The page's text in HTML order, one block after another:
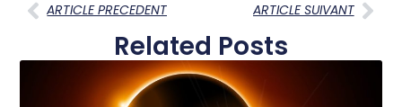
ARTICLE PRECEDENT
ARTICLE SUIVANT
Related Posts